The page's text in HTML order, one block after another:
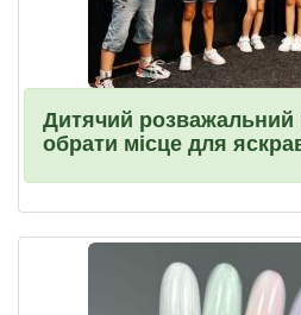
Дитячий розважальний
обрати місце для